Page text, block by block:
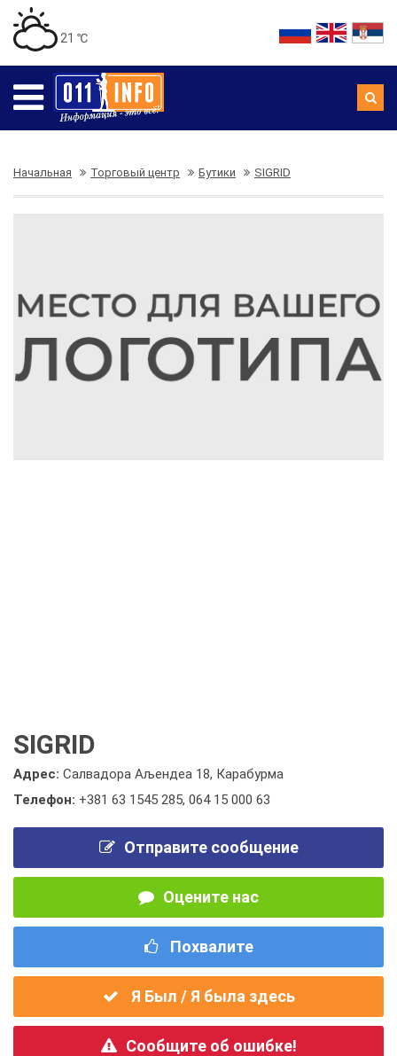
21 ℃
Начальная Торговый центр Бутики SIGRID
SIGRID
Адрес: Салвадора Аљендеа 18, Карабурма
Телефон: +381 63 1545 285, 064 15 000 63
Отправите сообщение
Оцените нас
Похвалите
Я Был / Я была здесь
Сообщите об ошибке!